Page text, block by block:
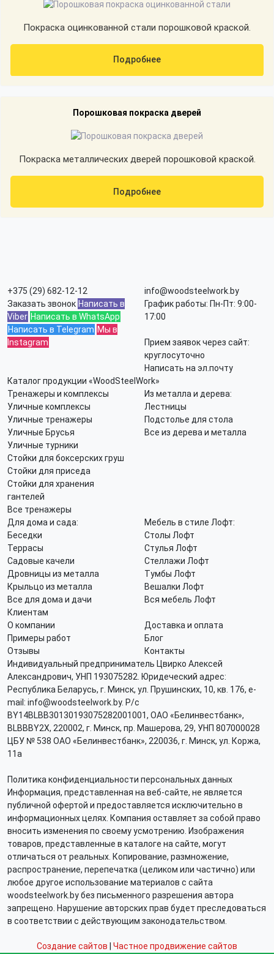
Покраска оцинкованной стали порошковой краской.
Подробнее
Порошковая покраска дверей
Покраска металлических дверей порошковой краской.
Подробнее
+375 (29) 682-12-12
Заказать звонок Написать в
Viber Написать в WhatsApp
Написать в Telegram Мы в
Instagram
info@woodsteelwork.by
График работы: Пн-Пт: 9:00-
17:00
Прием заявок через сайт:
круглосуточно
Написать на эл.почту
Каталог продукции «WoodSteelWork»
Тренажеры и комплексы
Уличные комплексы
Уличные тренажеры
Уличные Брусья
Уличные турники
Стойки для боксерских груш
Стойки для приседа
Стойки для хранения
гантелей
Все тренажеры
Из металла и дерева:
Лестницы
Подстолье для стола
Все из дерева и металла
Для дома и сада:
Беседки
Террасы
Садовые качели
Дровницы из металла
Крыльцо из металла
Все для дома и дачи
Мебель в стиле Лофт:
Столы Лофт
Стулья Лофт
Стеллажи Лофт
Тумбы Лофт
Вешалки Лофт
Вся мебель Лофт
Клиентам
О компании
Доставка и оплата
Примеры работ
Блог
Отзывы
Контакты
Индивидуальный предприниматель Цвирко Алексей
Александрович, УНП 193075282. Юридеческий адрес:
Республика Беларусь, г. Минск, ул. Прушинских, 10, кв. 176, e-
mail: info@woodsteelwork.by. Р/с
BY14BLBB30130193075282001001, ОАО «Белинвестбанк»,
BLBBBY2X, 220002, г. Минск, пр. Машерова, 29, УНП 807000028
ЦБУ № 538 ОАО «Белинвестбанк», 220036, г. Минск, ул. Коржа,
11а
Политика конфиденциальности персональных данных
Информация, представленная на веб-сайте, не является
публичной офертой и предоставляется исключительно в
информационных целях. Компания оставляет за собой право
вносить изменения по своему усмотрению. Изображения
товаров, представленные в каталоге на сайте, могут
отличаться от реальных. Копирование, размножение,
распространение, перепечатка (целиком или частично) или
любое другое использование материалов с сайта
woodsteelwork.by без письменного разрешения автора
запрещено. Нарушение авторских прав будет преследоваться
в соответствии с действующим законодательством.
Создание сайтов Частное продвижение сайтов